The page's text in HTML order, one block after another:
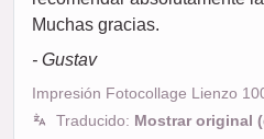
Muchas gracias.
- Gustav
Impresión Fotocollage Lienzo
Traducido: Mostrar original